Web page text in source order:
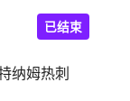
纳姆热刺
已结束